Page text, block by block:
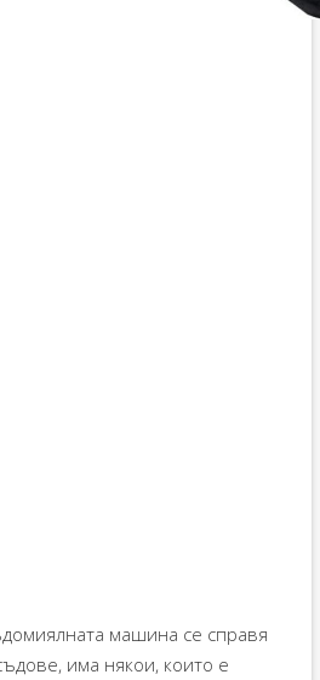
машина се справя
има някои, които е